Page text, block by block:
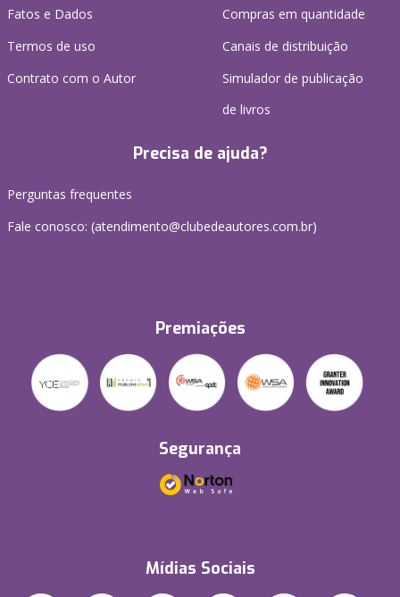
Fatos e Dados
Termos de uso
Contrato com o Autor
Compras em quantidade
Canais de distribuição
Simulador de publicação
de livros
Precisa de ajuda?
Perguntas frequentes
Fale conosco: (atendimento@clubedeautores.com.br)
Premiações
Segurança
Mídias Sociais